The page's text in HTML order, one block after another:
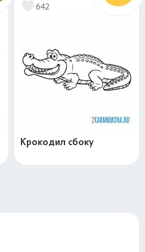
642
Крокодил сбоку